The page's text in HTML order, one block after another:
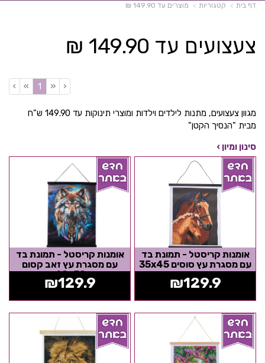
דף בית קטגוריות מוצרים עד 149.90 ₪
צעצועים עד 149.90 ₪
‹
«
1
»
›
מגוון צעצועים, מתנות לילדים וילדות ומוצרי תינוקות עד 149.90 ש"ח
מבית "הנסיך הקטן"
סינון ומיון ›
אומנות קריסטל - תמונת בד
עם מסגרת עץ סוסים 35x45
₪129.9
אומנות קריסטל - תמונת בד
עם מסגרת עץ זאב קסום
40x50
₪129.9